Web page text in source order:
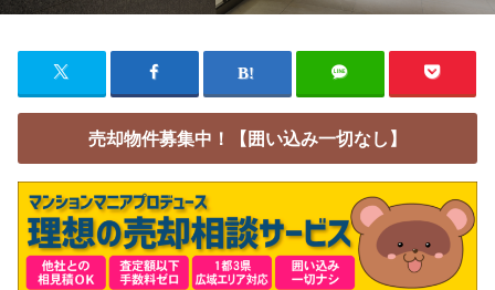
売却物件募集中！【囲い込み一切なし】